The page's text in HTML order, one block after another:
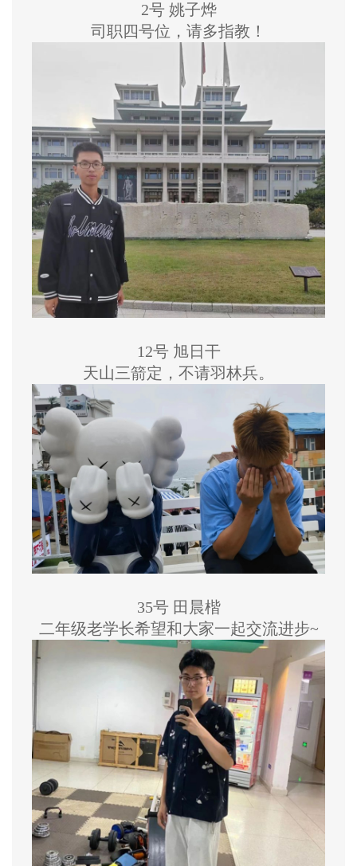
2号 姚子烨
司职四号位，请多指教！
12号 旭日干
天山三箭定，不请羽林兵。
35号 田晨楷
二年级老学长希望和大家一起交流进步~